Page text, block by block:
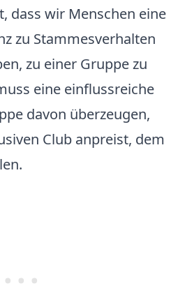
dass wir Menschen eine
zu Stammesverhalten
zu einer Gruppe zu
eine einflussreiche
davon überzeugen,
Club anpreist, dem